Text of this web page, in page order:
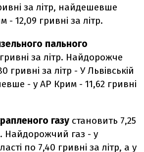
за літр, найдешевше
- 12,09 гривні за літр.
пального
за літр. Найдорожче
гривні за літр - У Львівській
- у АР Крим - 11,62 гривні
газу становить 7,25
Найдорожчий газ - у
по 7,40 гривні за літр, а у